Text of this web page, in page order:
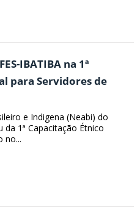
IBATIBA na 1ª
para Servidores de
e Indigena (Neabi) do
1ª Capacitação Étnico
no...